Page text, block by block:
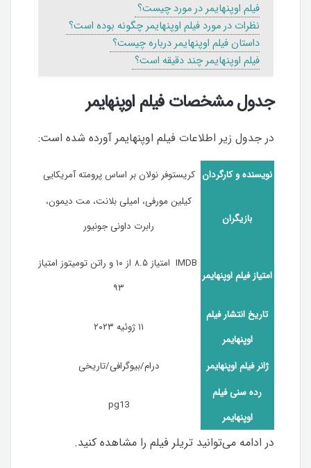
فیلم اوپنهایمر در مورد چیست؟
نظرات در مورد فیلم اوپنهایمر چگونه بوده است؟
داستان فیلم اوپنهایمر درباره چیست؟
فیلم اوپنهایمر چند دقیقه است؟
جدول مشخصات فیلم اوپنهایمر
در جدول زیر اطلاعات فیلم اوپنهایمر آورده شده است:
نویسنده و کارگردان کریستوفر نولان بر اساس پرومته آمریکایی
بازیگران
کیلین مورفی، امیلی بلانت، مت دیمون،
رابرت داونی جونیور
امتیاز فیلم اوپنهایمر
IMDB امتیاز ۸.۵ از ۱۰ و راتن تومیتوز امتیاز
۹۳
تاریخ انتشار فیلم
اوپنهایمر
۱۱ ژوئیه ۲۰۲۳
ژانر فیلم اوپنهایمر
درام/بیوگرافی/تاریخی
رده سنی فیلم
اوپنهایمر
pg13
در ادامه می‌توانید تریلر فیلم را مشاهده کنید.